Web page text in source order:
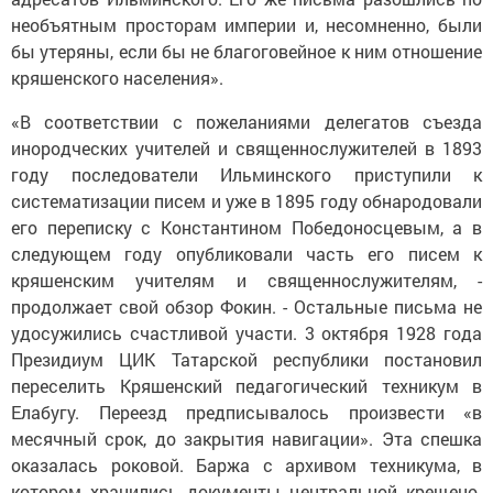
необъятным просторам империи и, несомненно, были
бы утеряны, если бы не благоговейное к ним отношение
кряшенского населения».
«В соответствии с пожеланиями делегатов съезда
инородческих учителей и священнослужителей в 1893
году последователи Ильминского приступили к
систематизации писем и уже в 1895 году обнародовали
его переписку с Константином Победоносцевым, а в
следующем году опубликовали часть его писем к
кряшенским учителям и священнослужителям, -
продолжает свой обзор Фокин. - Остальные письма не
удосужились счастливой участи. 3 октября 1928 года
Президиум ЦИК Татарской республики постановил
переселить Кряшенский педагогический техникум в
Елабугу. Переезд предписывалось произвести «в
месячный срок, до закрытия навигации». Эта спешка
оказалась роковой. Баржа с архивом техникума, в